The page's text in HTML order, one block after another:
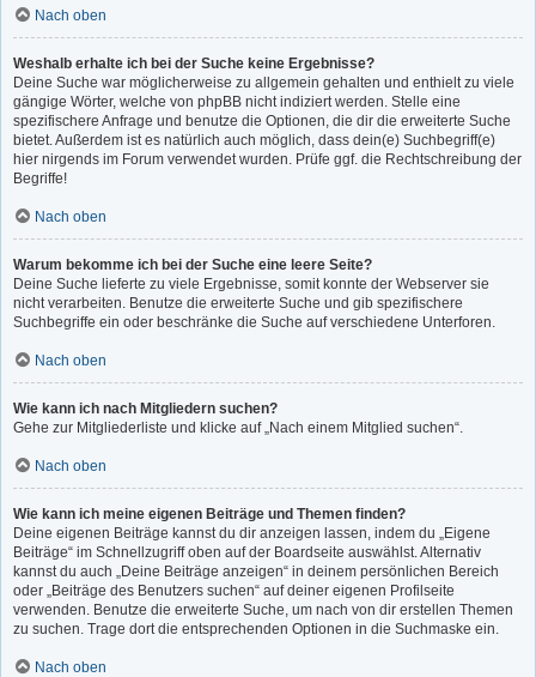
Nach oben
Weshalb erhalte ich bei der Suche keine Ergebnisse?
Deine Suche war möglicherweise zu allgemein gehalten und enthielt zu viele
gängige Wörter, welche von phpBB nicht indiziert werden. Stelle eine
spezifischere Anfrage und benutze die Optionen, die dir die erweiterte Suche
bietet. Außerdem ist es natürlich auch möglich, dass dein(e) Suchbegriff(e)
hier nirgends im Forum verwendet wurden. Prüfe ggf. die Rechtschreibung der
Begriffe!
Nach oben
Warum bekomme ich bei der Suche eine leere Seite?
Deine Suche lieferte zu viele Ergebnisse, somit konnte der Webserver sie
nicht verarbeiten. Benutze die erweiterte Suche und gib spezifischere
Suchbegriffe ein oder beschränke die Suche auf verschiedene Unterforen.
Nach oben
Wie kann ich nach Mitgliedern suchen?
Gehe zur Mitgliederliste und klicke auf „Nach einem Mitglied suchen“.
Nach oben
Wie kann ich meine eigenen Beiträge und Themen finden?
Deine eigenen Beiträge kannst du dir anzeigen lassen, indem du „Eigene
Beiträge“ im Schnellzugriff oben auf der Boardseite auswählst. Alternativ
kannst du auch „Deine Beiträge anzeigen“ in deinem persönlichen Bereich
oder „Beiträge des Benutzers suchen“ auf deiner eigenen Profilseite
verwenden. Benutze die erweiterte Suche, um nach von dir erstellen Themen
zu suchen. Trage dort die entsprechenden Optionen in die Suchmaske ein.
Nach oben